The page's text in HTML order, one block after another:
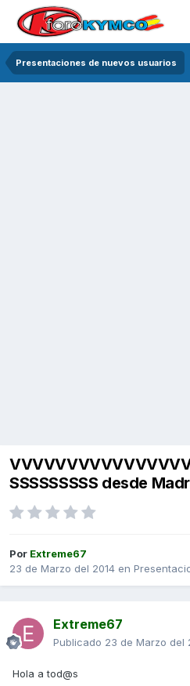
Presentaciones de nuevos usuarios
SSSSSSSSS desde
Por Extreme67
23 de Marzo del 2014 en
Extreme67
Publicado 23 de Marzo del
Hola a tod@s